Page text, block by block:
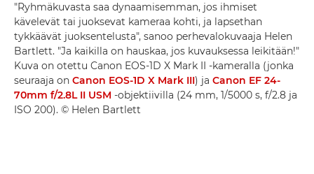
"Ryhmäkuvasta saa dynaamisemman, jos ihmiset
kävelevät tai juoksevat kameraa kohti, ja lapsethan
tykkäävät juoksentelusta", sanoo perhevalokuvaaja Helen
Bartlett. "Ja kaikilla on hauskaa, jos kuvauksessa leikitään!"
Kuva on otettu Canon EOS-1D X Mark II -kameralla (jonka
seuraaja on Canon EOS-1D X Mark III) ja Canon EF 24-
70mm f/2.8L II USM -objektiivilla (24 mm, 1/5000 s, f/2.8 ja
ISO 200). © Helen Bartlett